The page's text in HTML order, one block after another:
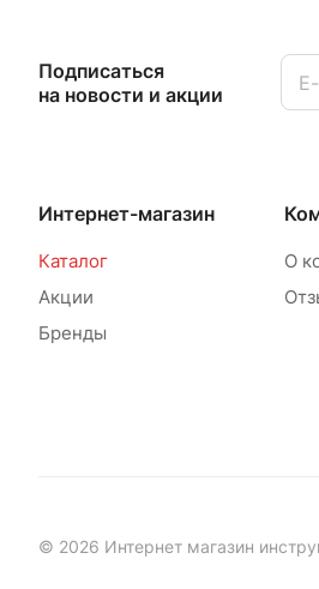
Подписаться
на новости и акции
Интернет-магазин
Каталог
Акции
Бренды
О
© 2026 Интернет магазин